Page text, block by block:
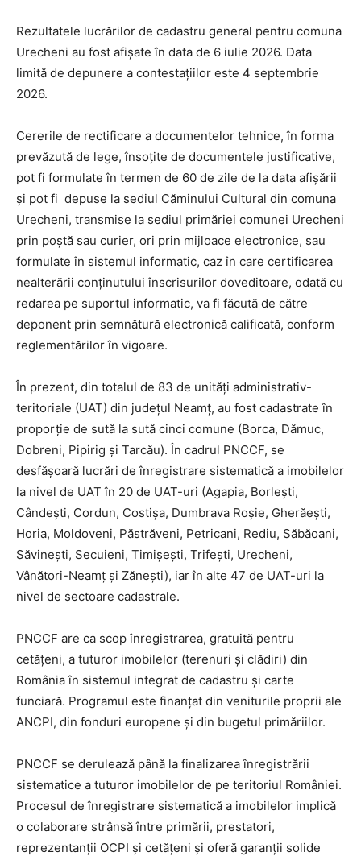
Rezultatele lucrărilor de cadastru general pentru comuna
Urecheni au fost afișate în data de 6 iulie 2026. Data
limită de depunere a contestațiilor este 4 septembrie
2026.
Cererile de rectificare a documentelor tehnice, în forma
prevăzută de lege, însoțite de documentele justificative,
pot fi formulate în termen de 60 de zile de la data afişării
și pot fi depuse la sediul Căminului Cultural din comuna
Urecheni, transmise la sediul primăriei comunei Urecheni
prin poştă sau curier, ori prin mijloace electronice, sau
formulate în sistemul informatic, caz în care certificarea
nealterării conţinutului înscrisurilor doveditoare, odată cu
redarea pe suportul informatic, va fi făcută de către
deponent prin semnătură electronică calificată, conform
reglementărilor în vigoare.
În prezent, din totalul de 83 de unități administrativ-
teritoriale (UAT) din județul Neamț, au fost cadastrate în
proporție de sută la sută cinci comune (Borca, Dămuc,
Dobreni, Pipirig și Tarcău). În cadrul PNCCF, se
desfășoară lucrări de înregistrare sistematică a imobilelor
la nivel de UAT în 20 de UAT-uri (Agapia, Borleşti,
Cândeşti, Cordun, Costişa, Dumbrava Roşie, Gherăeşti,
Horia, Moldoveni, Păstrăveni, Petricani, Rediu, Săbăoani,
Săvineşti, Secuieni, Timişeşti, Trifeşti, Urecheni,
Vânători-Neamț și Zăneşti), iar în alte 47 de UAT-uri la
nivel de sectoare cadastrale.
PNCCF are ca scop înregistrarea, gratuită pentru
cetățeni, a tuturor imobilelor (terenuri și clădiri) din
România în sistemul integrat de cadastru și carte
funciară. Programul este finanțat din veniturile proprii ale
ANCPI, din fonduri europene și din bugetul primăriilor.
PNCCF se derulează până la finalizarea înregistrării
sistematice a tuturor imobilelor de pe teritoriul României.
Procesul de înregistrare sistematică a imobilelor implică
o colaborare strânsă între primării, prestatori,
reprezentanții OCPI și cetățeni și oferă garanții solide